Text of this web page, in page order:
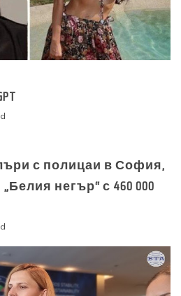
с полицаи в София,
негър“ с 460 000